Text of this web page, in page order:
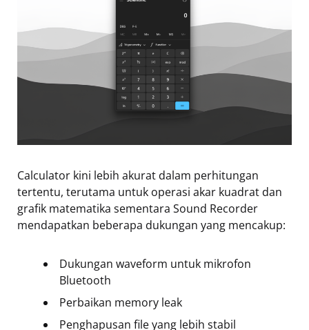
Calculator kini lebih akurat dalam perhitungan
tertentu, terutama untuk operasi akar kuadrat dan
grafik matematika sementara Sound Recorder
mendapatkan beberapa dukungan yang mencakup:
Dukungan waveform untuk mikrofon
Bluetooth
Perbaikan memory leak
Penghapusan file yang lebih stabil